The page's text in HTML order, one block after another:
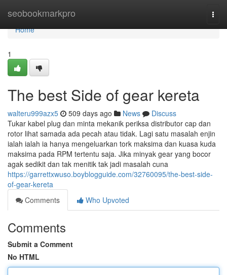
seobookmarkpro
Home
Home
1
The best Side of gear kereta
walteru999azx5 509 days ago News
Discuss
Tukar kabel plug dan minta mekanik periksa distributor cap dan
rotor lihat samada ada pecah atau tidak. Lagi satu masalah enjin
ialah ialah ia hanya mengeluarkan tork maksima dan kuasa kuda
maksima pada RPM tertentu saja. Jika minyak gear yang bocor
agak sedikit dan tak menitik tak jadi masalah cuna
https://garrettxwuso.boyblogguide.com/32760095/the-best-side-
of-gear-kereta
Comments
Who Upvoted
Comments
Submit a Comment
No HTML